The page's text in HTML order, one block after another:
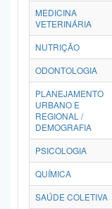
MEDICINA
VETERINÁRIA
NUTRIÇÃO
ODONTOLOGIA
PLANEJAMENTO
URBANO E
REGIONAL /
DEMOGRAFIA
PSICOLOGIA
QUÍMICA
SAÚDE COLETIVA